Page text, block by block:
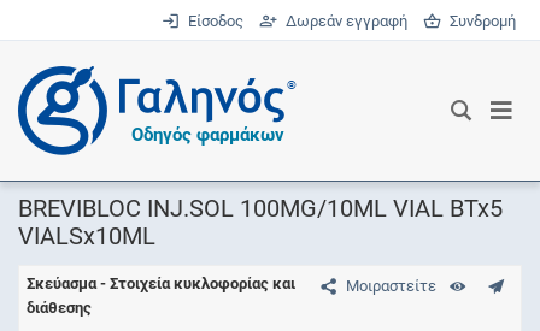
Είσοδος Δωρεάν εγγραφή Συνδρομή
®
Οδηγός φαρμάκων
BREVIBLOC INJ.SOL 100MG/10ML VIAL BTx5
VIALSx10ML
Μοιραστείτε
Σκεύασμα - Στοιχεία κυκλοφορίας και
διάθεσης